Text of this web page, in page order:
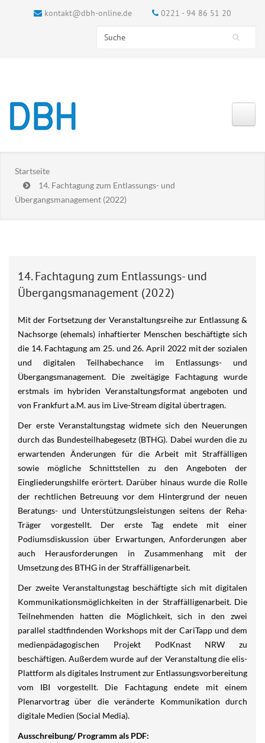
kontakt@dbh-online.de 0221 - 94 86 51 20
Suchformular
Search this site
Startseite
14. Fachtagung zum Entlassungs- und
Übergangsmanagement (2022)
14. Fachtagung zum Entlassungs- und
Übergangsmanagement (2022)
Mit der Fortsetzung der Veranstaltungsreihe zur Entlassung &
Nachsorge (ehemals) inhaftierter Menschen beschäftigte sich
die 14. Fachtagung am 25. und 26. April 2022 mit der sozialen
und digitalen Teilhabechance im Entlassungs- und
Übergangsmanagement. Die zweitägige Fachtagung wurde
erstmals im hybriden Veranstaltungsformat angeboten und
von Frankfurt a.M. aus im Live-Stream digital übertragen.
Der erste Veranstaltungstag widmete sich den Neuerungen
durch das Bundesteilhabegesetz (BTHG). Dabei wurden die zu
erwartenden Änderungen für die Arbeit mit Straffälligen
sowie mögliche Schnittstellen zu den Angeboten der
Eingliederungshilfe erörtert. Darüber hinaus wurde die Rolle
der rechtlichen Betreuung vor dem Hintergrund der neuen
Beratungs- und Unterstützungsleistungen seitens der Reha-
Träger vorgestellt. Der erste Tag endete mit einer
Podiumsdiskussion über Erwartungen, Anforderungen aber
auch Herausforderungen in Zusammenhang mit der
Umsetzung des BTHG in der Straffälligenarbeit.
Der zweite Veranstaltungstag beschäftigte sich mit digitalen
Kommunikationsmöglichkeiten in der Straffälligenarbeit. Die
Teilnehmenden hatten die Möglichkeit, sich in den zwei
parallel stadtfindenden Workshops mit der CariTapp und dem
medienpädagogischen Projekt PodKnast NRW zu
beschäftigen. Außerdem wurde auf der Veranstaltung die elis-
Plattform als digitales Instrument zur Entlassungsvorbereitung
vom IBI vorgestellt. Die Fachtagung endete mit einem
Plenarvortrag über die veränderte Kommunikation durch
digitale Medien (Social Media).
Ausschreibung/ Programm als PDF: